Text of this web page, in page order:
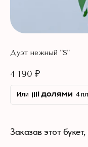
Дуэт нежный "S"
4 190 ₽
Или 4
Заказав этот